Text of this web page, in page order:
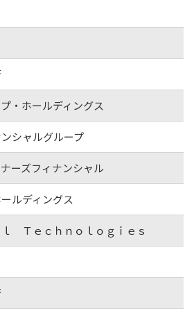
・ホールディングス
シャルグループ
ーズフィナンシャル
ルディングス
ｌ Ｔｅｃｈｎｏｌｏｇｉｅｓ